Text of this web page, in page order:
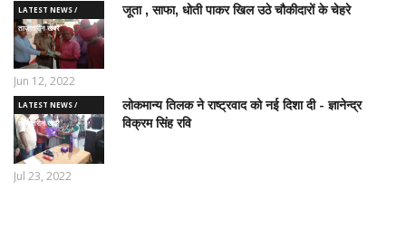
LATEST NEWS /
ताज़ातरीन खबरें
जूता , साफा, धोती पाकर खिल उठे चौकीदारों के चेहरे
Jun 12, 2022
LATEST NEWS /
ताज़ातरीन खबरें
लोकमान्य तिलक ने राष्ट्रवाद को नई दिशा दी - ज्ञानेन्द्र
विक्रम सिंह रवि
Jul 23, 2022